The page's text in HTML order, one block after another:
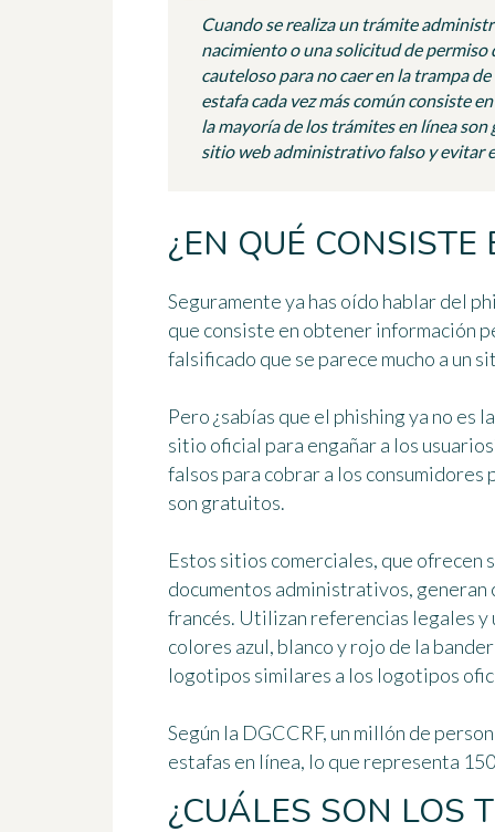
Cuando se realiza un trámite
nacimiento o una solicitud de permiso
cauteloso para no caer en la trampa
estafa cada vez más común consiste
la mayoría de los trámites en línea
sitio web administrativo falso y evitar
¿EN QUÉ CONSISTE
Seguramente ya has oído hablar del
que consiste en obtener información
falsificado que se parece mucho a un
Pero ¿sabías que el phishing ya no es
sitio oficial para engañar a los
falsos para cobrar a los
son gratuitos.
Estos sitios comerciales, que ofrecen
documentos administrativos,
francés. Utilizan referencias legales y
colores azul, blanco y rojo de la
logotipos similares a los logotipos
Según la DGCCRF, un millón de
estafas en línea, lo que representa
¿CUÁLES SON LOS